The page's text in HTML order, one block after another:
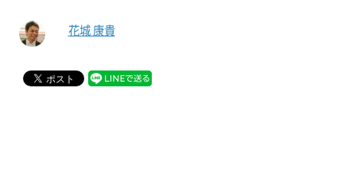
花城 康貴